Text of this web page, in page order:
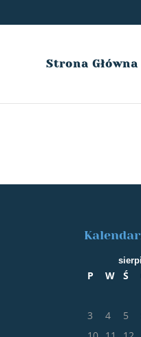
Strona Główna
P W Ś
3
4 5